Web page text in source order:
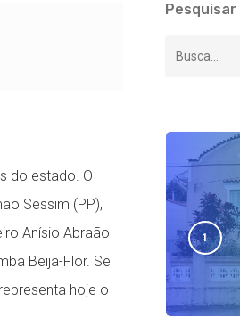
do estado. O
Sessim (PP),
Anísio Abraão
Beija-Flor. Se
hoje o
Pesquisar